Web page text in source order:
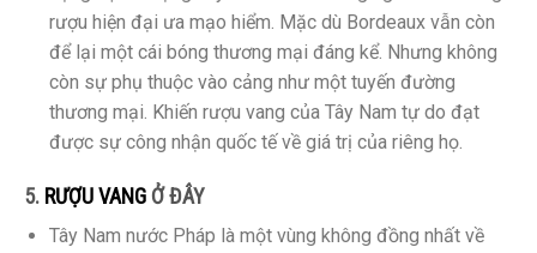
rượu hiện đại ưa mạo hiểm. Mặc dù Bordeaux vẫn còn
để lại một cái bóng thương mại đáng kể. Nhưng không
còn sự phụ thuộc vào cảng như một tuyến đường
thương mại. Khiến rượu vang của Tây Nam tự do đạt
được sự công nhận quốc tế về giá trị của riêng họ.
5. RƯỢU VANGỞ ĐÂY
Tây Nam nước Pháp là một vùng không đồng nhất về